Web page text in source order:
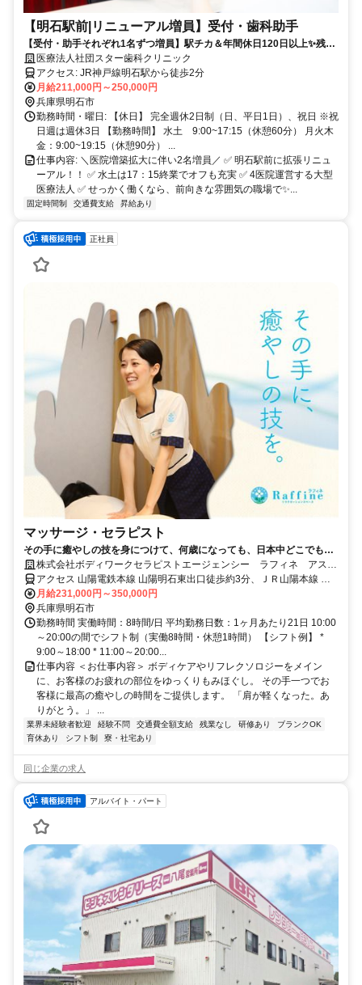
【明石駅前|リニューアル増員】受付・歯科助手
【受付・助手それぞれ1名ずつ増員】駅チカ＆年間休日120日以上✨残業
ほぼなし｜未経験から一生モノのスキルを
医療法人社団スター歯科クリニック
アクセス: JR神戸線明石駅から徒歩2分
月給211,000円～250,000円
兵庫県明石市
勤務時間・曜日: 【休日】 完全週休2日制（日、平日1日）、祝日 ※祝
日週は週休3日 【勤務時間】 水土 9:00~17:15（休憩60分） 月火木
金：9:00~19:15（休憩90分） ...
仕事内容: ＼医院増築拡大に伴い2名増員／ ✅ 明石駅前に拡張リニュ
ーアル！！ ✅ 水土は17：15終業でオフも充実 ✅ 4医院運営する大型
医療法人 ✅ せっかく働くなら、前向きな雰囲気の職場で✨...
固定時間制 交通費支給 昇給あり
正社員
マッサージ・セラピスト
その手に癒やしの技を身につけて、何歳になっても、日本中どこでも働
けるセラピストの第一歩を踏み出しませんか。
株式会社ボディワークセラピストエージェンシー ラフィネ アスピ
ア明石店
アクセス 山陽電鉄本線 山陽明石東出口徒歩約3分、ＪＲ山陽本線 明
石南口徒歩約4分、航路 明石港徒歩約10分 最寄駅：明石駅
月給231,000円～350,000円
兵庫県明石市
勤務時間 実働時間：8時間/日 平均勤務日数：1ヶ月あたり21日 10:00
～20:00の間でシフト制（実働8時間・休憩1時間） 【シフト例】 *
9:00～18:00 * 11:00～20:00...
仕事内容 ＜お仕事内容＞ ボディケアやリフレクソロジーをメイン
に、お客様のお疲れの部位をゆっくりもみほぐし。 その手一つでお
客様に最高の癒やしの時間をご提供します。 「肩が軽くなった。あ
りがとう。」 ...
業界未経験者歓迎 経験不問 交通費全額支給 残業なし 研修あり
ブランクOK
育休あり
シフト制 寮・社宅あり
同じ企業の求人
アルバイト・パート